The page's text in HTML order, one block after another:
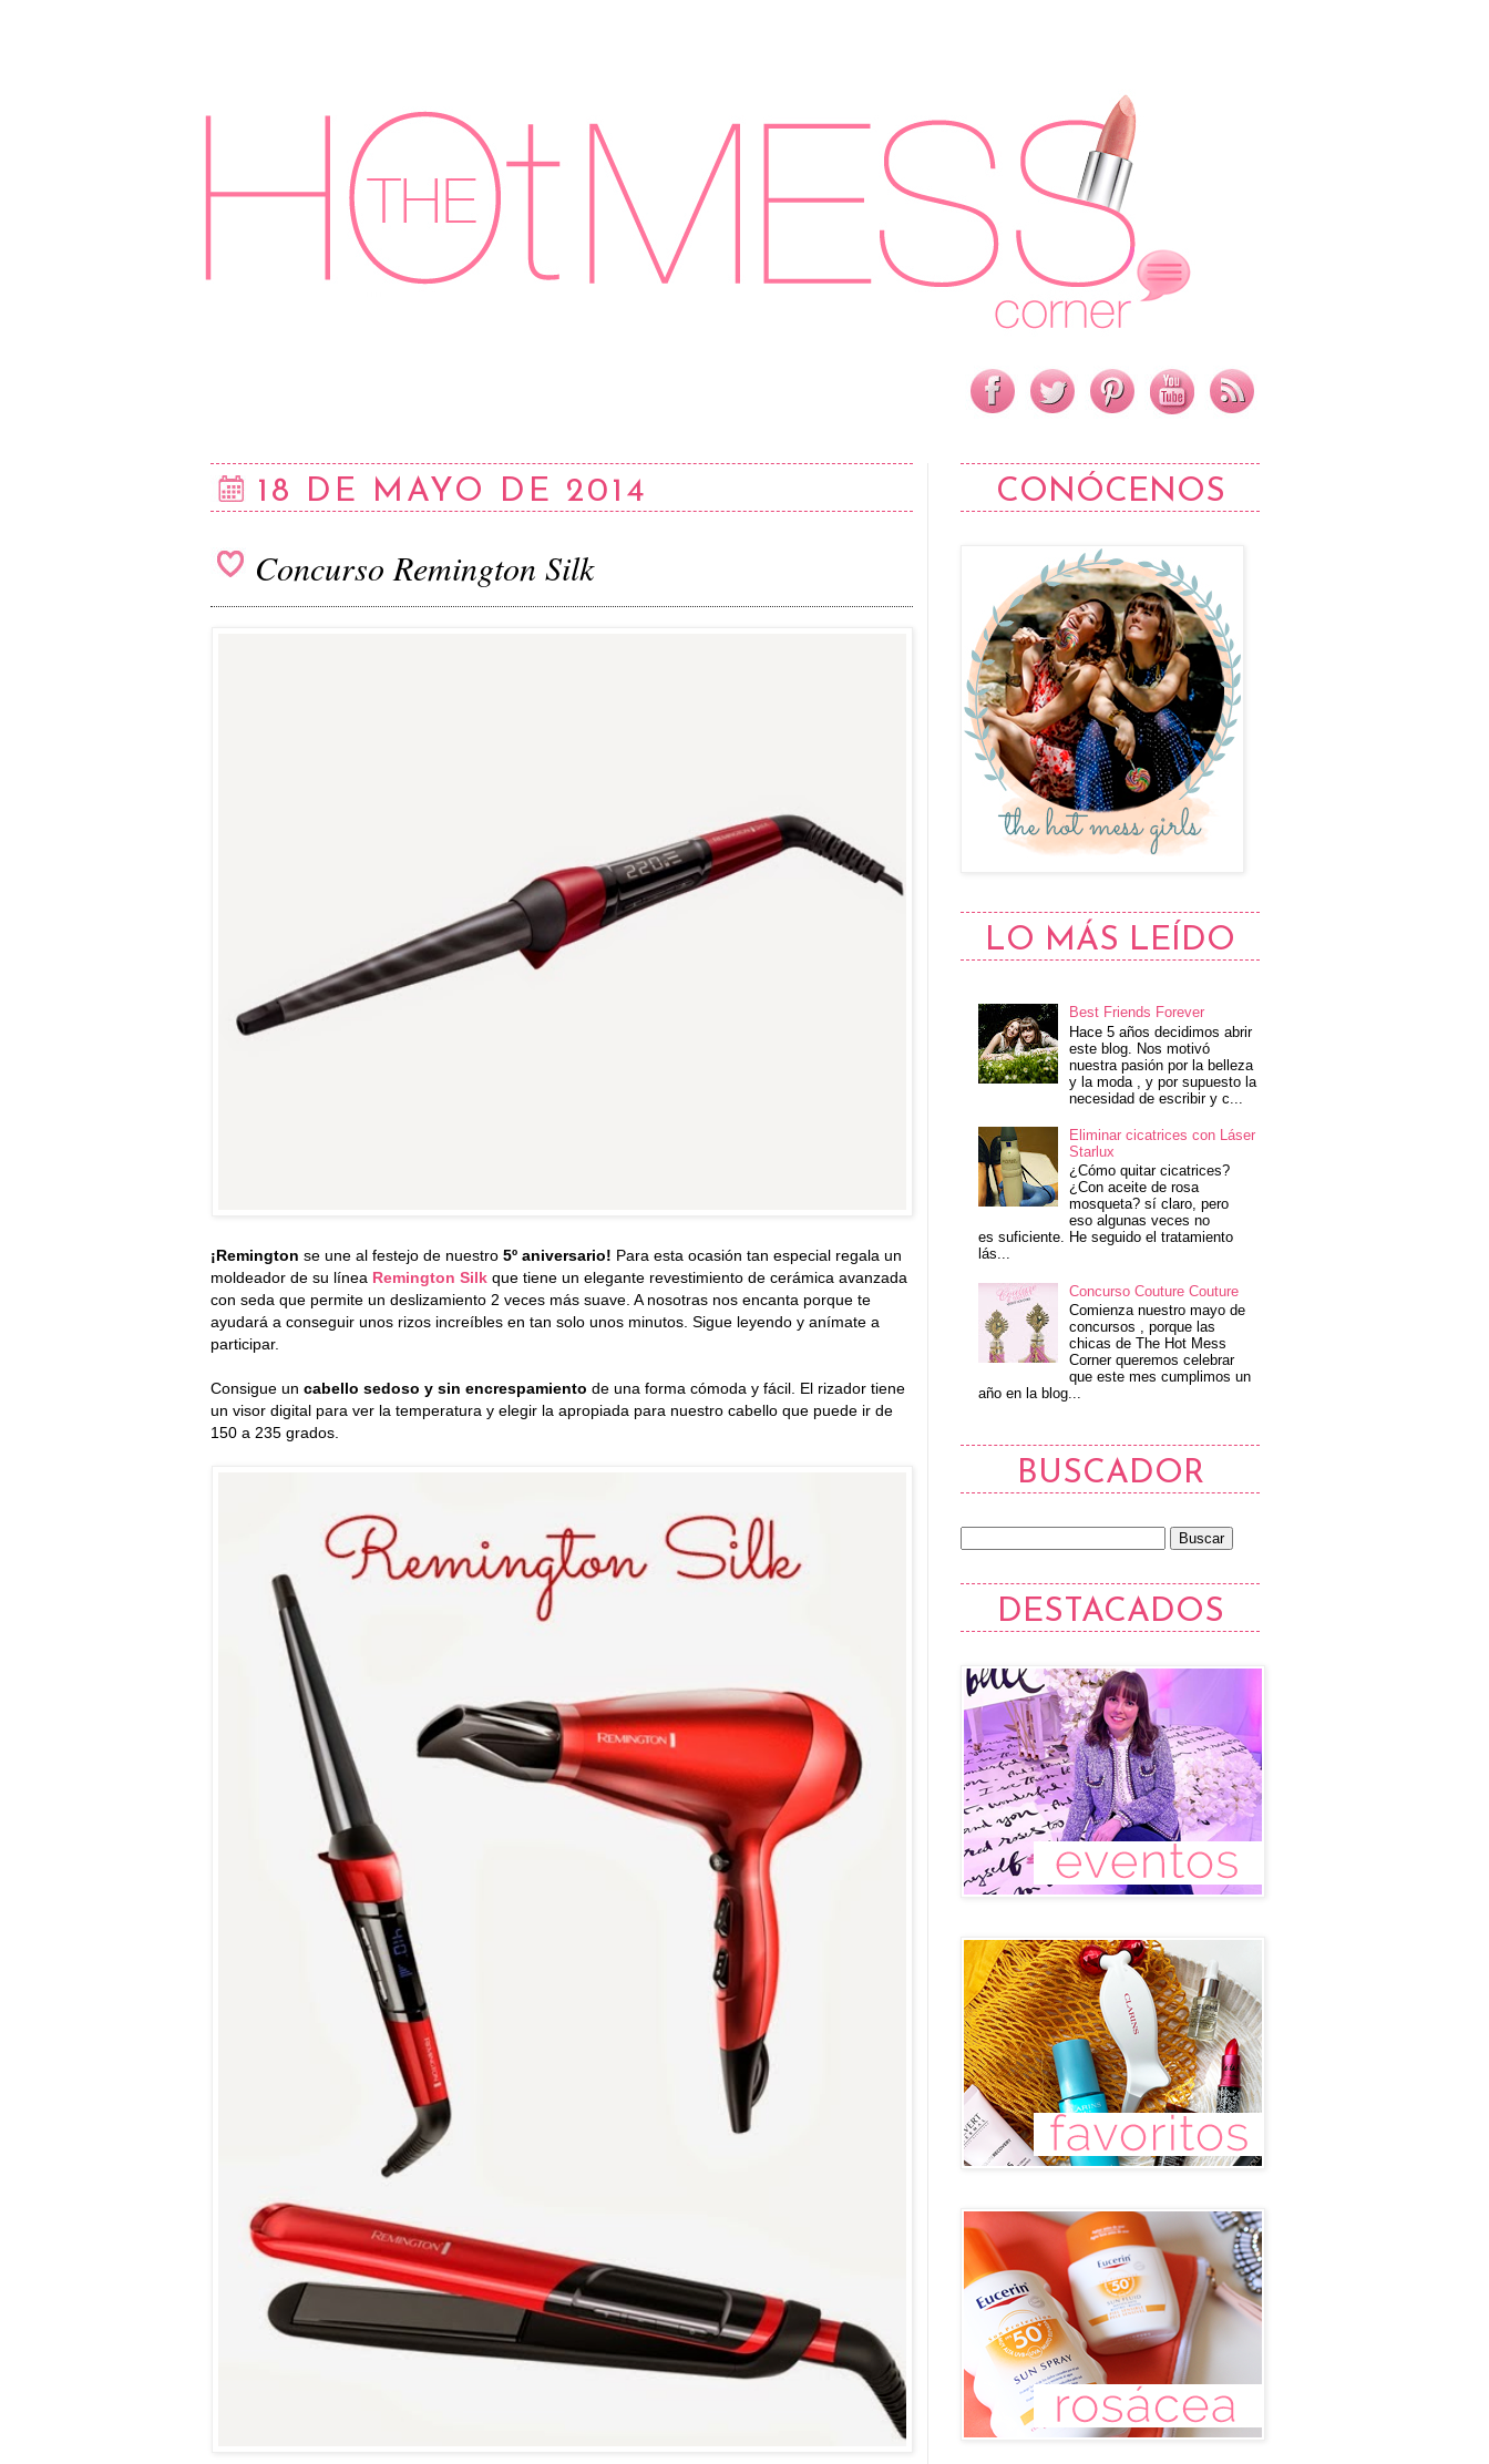
18 DE MAYO DE 2014
Concurso Remington Silk
¡Remington se une al festejo de nuestro 5º aniversario! Para esta ocasión tan especial regala un
moldeador de su línea Remington Silk que tiene un elegante revestimiento de cerámica avanzada
con seda que permite un deslizamiento 2 veces más suave. A nosotras nos encanta porque te
ayudará a conseguir unos rizos increíbles en tan solo unos minutos. Sigue leyendo y anímate a
participar.
Consigue un cabello sedoso y sin encrespamiento de una forma cómoda y fácil. El rizador tiene
un visor digital para ver la temperatura y elegir la apropiada para nuestro cabello que puede ir de
150 a 235 grados.
CONÓCENOS
LO MÁS LEÍDO
Best Friends Forever
Hace 5 años decidimos abrir
este blog. Nos motivó
nuestra pasión por la belleza
y la moda , y por supuesto la
necesidad de escribir y c...
Eliminar cicatrices con Láser
Starlux
¿Cómo quitar cicatrices?
¿Con aceite de rosa
mosqueta? sí claro, pero
eso algunas veces no
es suficiente. He seguido el tratamiento
lás...
Concurso Couture Couture
Comienza nuestro mayo de
concursos , porque las
chicas de The Hot Mess
Corner queremos celebrar
que este mes cumplimos un
año en la blog...
BUSCADOR
DESTACADOS